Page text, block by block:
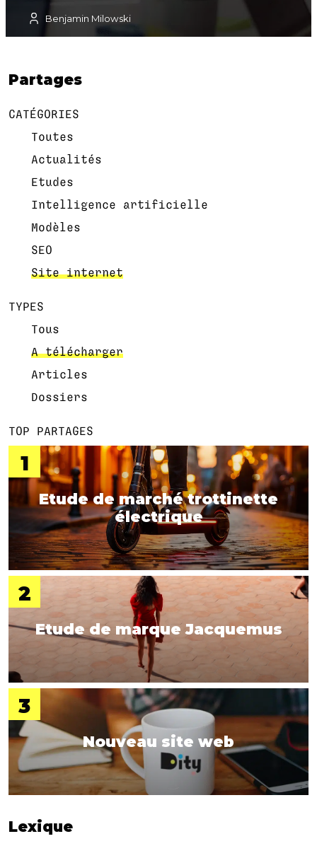
Benjamin Milowski
Partages
CATÉGORIES
Toutes
Actualités
Etudes
Intelligence artificielle
Modèles
SEO
Site internet
TYPES
Tous
A télécharger
Articles
Dossiers
TOP PARTAGES
Etude de marché trottinette
électrique
Etude de marque Jacquemus
Nouveau site web
Lexique